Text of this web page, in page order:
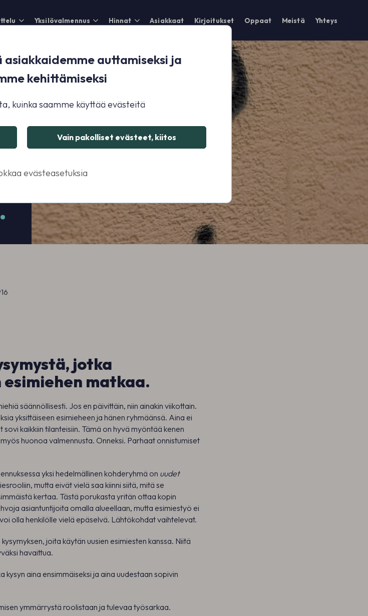
Yksilövalmennus Hinnat Asiakkaat Kirjoitukset Oppaat Meistä Yhteys
6
jotka
matkaa.
säännöllisesti. Jos en päivittäin, niin ainakin viikottain.
yksittäiseen esimieheen ja hänen ryhmäänsä. Aina ei
kaikkiin tilanteisiin. Tämä on hyvä myöntää kenen
huonoa valmennusta. Onneksi. Parhaat onnistumiset
yksi hedelmällinen kohderyhmä on uudet
mutta eivät vielä saa kiinni siitä, mitä se
kertaa. Tästä porukasta yritän ottaa kopin
asiantuntijoita omalla alueellaan, mutta esimiestyö ei
olla henkilölle vielä epäselvä. Lähtökohdat vaihtelevat.
joita käytän uusien esimiesten kanssa. Niitä
havaittua.
kysyn aina ensimmäiseksi ja aina uudestaan sopivin
ymmärrystä roolistaan ja tulevaa työsarkaa.
auttamiseksi ja
kehittämiseksi
kuinka saamme käyttää evästeitä
Vain pakolliset evästeet, kiitos
evästeasetuksia